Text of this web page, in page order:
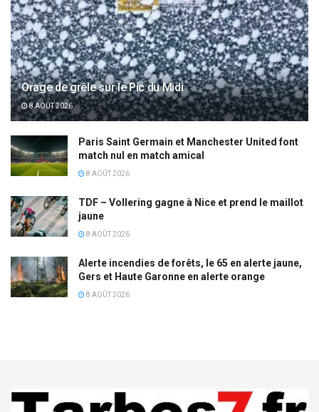
Orage de grêle sur le Pic du Midi
8 AOÛT 2026
Paris Saint Germain et Manchester United font
match nul en match amical
8 AOÛT 2026
TDF – Vollering gagne à Nice et prend le maillot
jaune
8 AOÛT 2026
Alerte incendies de forêts, le 65 en alerte jaune,
Gers et Haute Garonne en alerte orange
8 AOÛT 2026